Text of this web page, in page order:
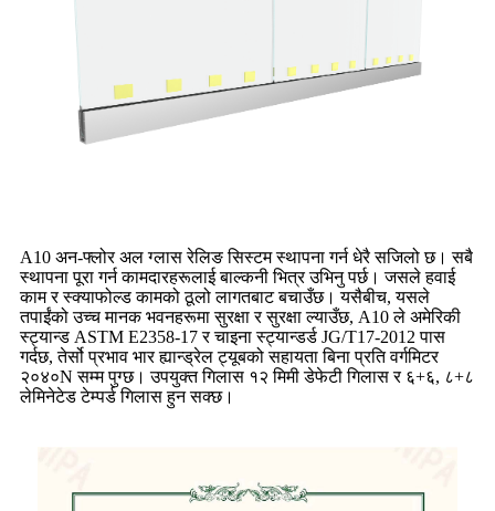
A10 अन-फ्लोर अल ग्लास रेलिङ सिस्टम स्थापना गर्न धेरै सजिलो छ। सबै
स्थापना पूरा गर्न कामदारहरूलाई बाल्कनी भित्र उभिनु पर्छ। जसले हवाई
काम र स्क्याफोल्ड कामको ठूलो लागतबाट बचाउँछ। यसैबीच, यसले
तपाईंको उच्च मानक भवनहरूमा सुरक्षा र सुरक्षा ल्याउँछ, A10 ले अमेरिकी
स्ट्यान्ड ASTM E2358-17 र चाइना स्ट्यान्डर्ड JG/T17-2012 पास
गर्दछ, तेर्सो प्रभाव भार ह्यान्ड्रेल ट्यूबको सहायता बिना प्रति वर्गमिटर
२०४०N सम्म पुग्छ। उपयुक्त गिलास १२ मिमी डेफेटी गिलास र ६+६, ८+८
लेमिनेटेड टेम्पर्ड गिलास हुन सक्छ।